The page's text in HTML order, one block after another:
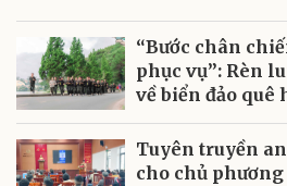
“Bước chân
phục vụ”: Rèn
về biển đảo quê
Tuyên truyền
cho chủ